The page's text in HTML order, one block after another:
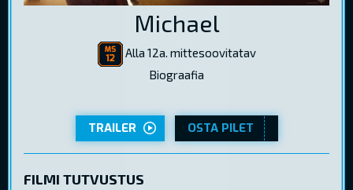
Michael
Alla 12a. mittesoovitatav
Biograafia
TRAILER OSTA PILET
FILMI TUTVUSTUS